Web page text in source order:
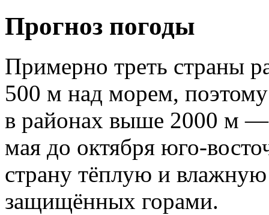
Прогноз погоды
Примерно треть страны
500 м над морем,
в районах выше 2000 м
мая до октября юго-
страну тёплую и
защищённых горами.